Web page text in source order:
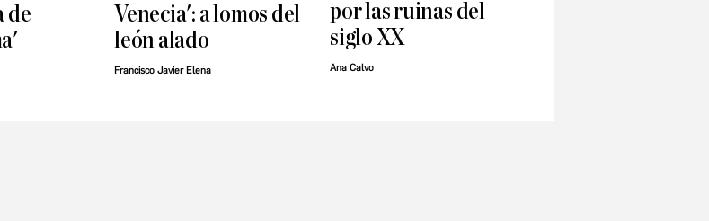
de
Venecia': a lomos del
león alado
Francisco Javier Elena
por las ruinas del
siglo XX
Ana Calvo